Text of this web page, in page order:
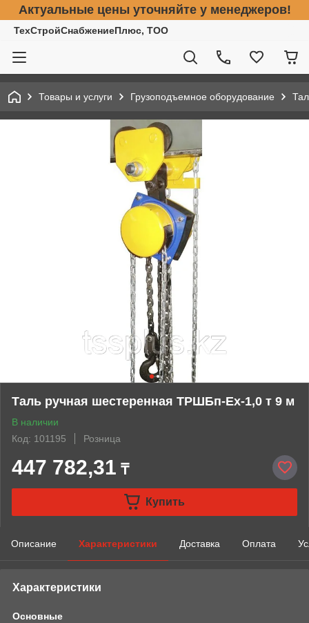
Актуальные цены уточняйте у менеджеров!
ТехСтройСнабжениеПлюс, ТОО
Товары и услуги Грузоподъемное оборудование
Таль ручная шестеренная ТРШБп-Ех-1,0 т 9 м
В наличии
Код: 101195
Розница
447 782,31 ₸
Купить
Описание Характеристики Доставка Оплата
Характеристики
Основные